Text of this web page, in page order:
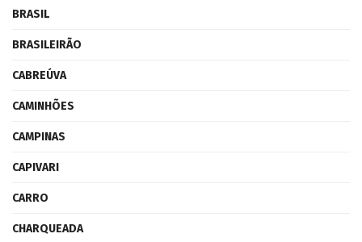
BRASIL
BRASILEIRÃO
CABREÚVA
CAMINHÕES
CAMPINAS
CAPIVARI
CARRO
CHARQUEADA